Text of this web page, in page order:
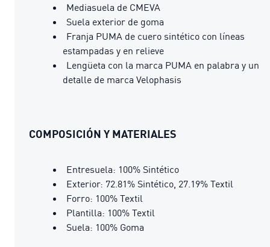
Mediasuela de CMEVA
Suela exterior de goma
Franja PUMA de cuero sintético con líneas
estampadas y en relieve
Lengüeta con la marca PUMA en palabra y un
detalle de marca Velophasis
COMPOSICIÓN Y MATERIALES
Entresuela: 100% Sintético
Exterior: 72.81% Sintético, 27.19% Textil
Forro: 100% Textil
Plantilla: 100% Textil
Suela: 100% Goma